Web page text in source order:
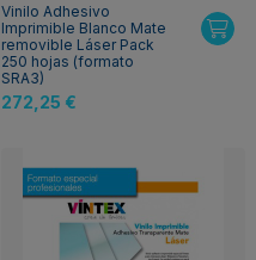
Vinilo Adhesivo
Imprimible Blanco Mate
removible Láser Pack
250 hojas (formato
SRA3)
272,25 €